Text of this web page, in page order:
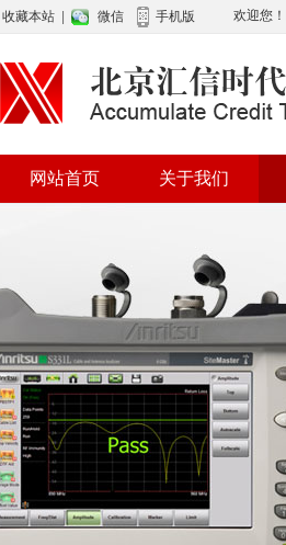
收藏本站 微信 手机版 欢迎您！
网站首页 关于我们